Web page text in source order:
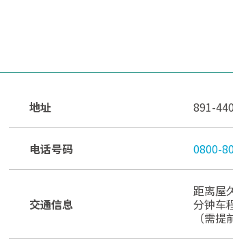
地址 891-
电话号码 0800-
交通信息
距离屋
分钟车
（需提